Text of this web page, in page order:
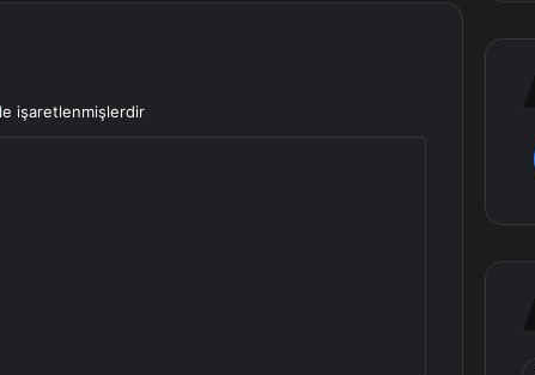
işaretlenmişlerdir